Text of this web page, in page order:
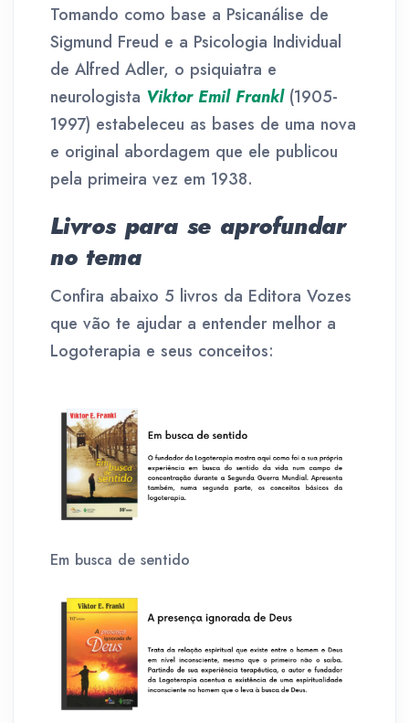
Tomando como base a Psicanálise de
Sigmund Freud e a Psicologia Individual
de Alfred Adler, o psiquiatra e
neurologista Viktor Emil Frankl (1905-
1997) estabeleceu as bases de uma nova
e original abordagem que ele publicou
pela primeira vez em 1938.
Livros para se aprofundar
no tema
Confira abaixo 5 livros da Editora Vozes
que vão te ajudar a entender melhor a
Logoterapia e seus conceitos:
Em busca de sentido